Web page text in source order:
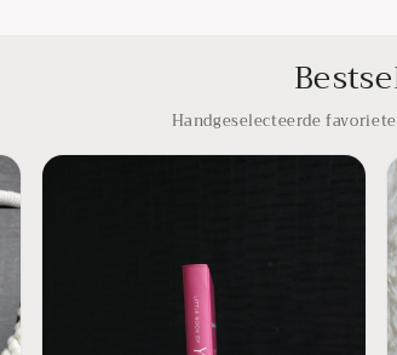
Handgeselecteerde